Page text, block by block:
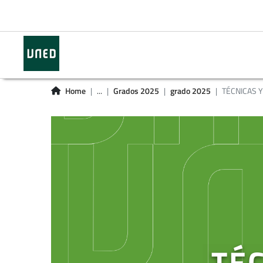
Home ... Grados 2025 grado 2025 TÉCNICAS